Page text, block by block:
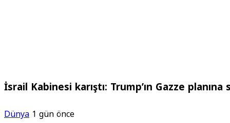
İsrail Kabinesi karıştı: Trump’ın Gazze
Dünya 1 gün önce